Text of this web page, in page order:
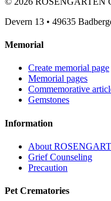
Devern 13 • 49635
Memorial
Create memorial page
Memorial pages
Commemorative
Gemstones
Information
About
Grief Counseling
Precaution
Pet Crematories